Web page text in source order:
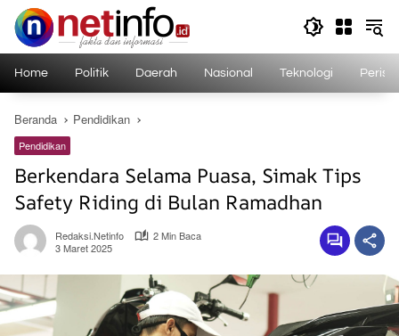
Langsung
konten
Home Politik Daerah Nasional Teknologi
Beranda Pendidikan
Pendidikan
Berkendara Selama Puasa, Simak Tips
Safety Riding di Bulan Ramadhan
Redaksi.netinfo
2 Min Baca
3 Maret 2025